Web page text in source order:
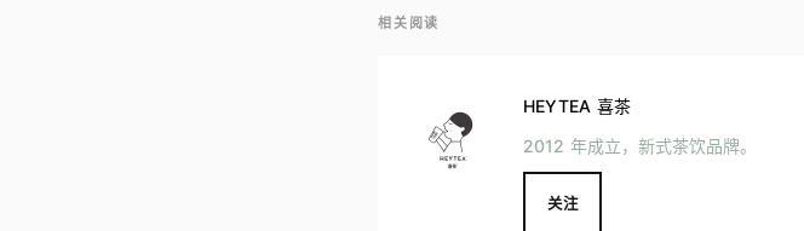
相关阅读
HEYTEA 喜茶
2012 年成立，新式茶饮品牌。
关注